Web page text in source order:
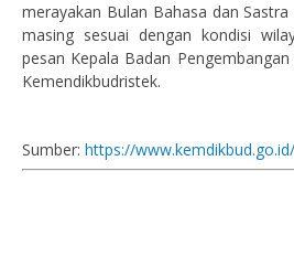
merayakan Bulan Bahasa dan
masing sesuai dengan kondisi
pesan Kepala Badan
Kemendikbudristek.
Sumber: https://www.kemdikbud.go.id/